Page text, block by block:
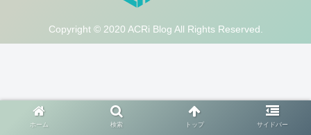
Copyright © 2020 ACRi Blog All Rights Reserved.
ホーム 検索 トップ サイドバー